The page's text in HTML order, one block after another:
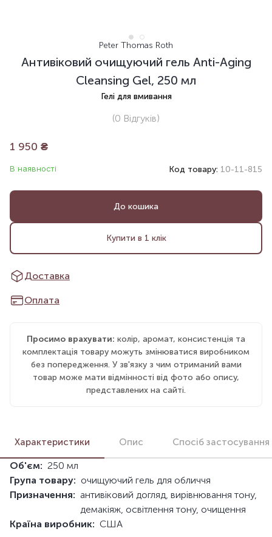
Peter Thomas Roth
Антивіковий очищуючий гель Anti-Aging
Cleansing Gel, 250 мл
Гелі для вмивання
(0 Відгуків)
1 950 ₴
В наявності Код товару: 10-11-815
До кошика
Купити в 1 клік
Доставка
Оплата
Просимо врахувати: колір, аромат, консистенція та
комплектація товару можуть змінюватися виробником
без попередження. У зв'язку з чим отриманий вами
товар може мати відмінності від фото або опису,
представлених на сайті.
Характеристики Опис Спосіб застосування
Об'єм: 250 мл
Група товару: очищуючий гель для обличчя
Призначення: антивіковий догляд, вирівнювання тону,
демакіяж, освітлення тону, очищення
Країна виробник: США